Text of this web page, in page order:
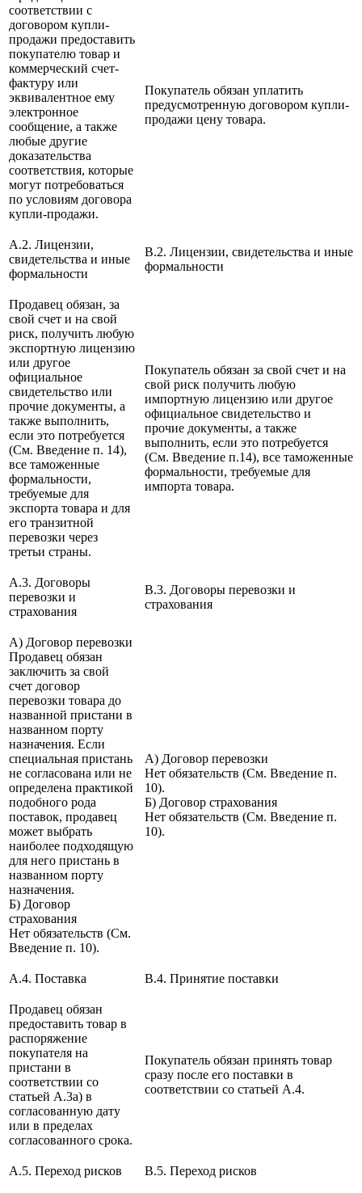
соответствии с
договором купли-
продажи предоставить
покупателю товар и
коммерческий счет-
фактуру или
эквивалентное ему
электронное
сообщение, а также
любые другие
доказательства
соответствия, которые
могут потребоваться
по условиям договора
купли-продажи.
Покупатель обязан уплатить
предусмотренную договором купли-
продажи цену товара.
A.2. Лицензии,
свидетельства и иные
формальности
B.2. Лицензии, свидетельства и иные
формальности
Продавец обязан, за
свой счет и на свой
риск, получить любую
экспортную лицензию
или другое
официальное
свидетельство или
прочие документы, а
также выполнить,
если это потребуется
(См. Введение п. 14),
все таможенные
формальности,
требуемые для
экспорта товара и для
его транзитной
перевозки через
третьи страны.
Покупатель обязан за свой счет и на
свой риск получить любую
импортную лицензию или другое
официальное свидетельство и
прочие документы, а также
выполнить, если это потребуется
(См. Введение п.14), все таможенные
формальности, требуемые для
импорта товара.
A.3. Договоры
перевозки и
страхования
B.3. Договоры перевозки и
страхования
А) Договор перевозки
Продавец обязан
заключить за свой
счет договор
перевозки товара до
названной пристани в
названном порту
назначения. Если
специальная пристань
не согласована или не
определена практикой
подобного рода
поставок, продавец
может выбрать
наиболее подходящую
для него пристань в
названном порту
назначения.
Б) Договор
страхования
Нет обязательств (См.
Введение п. 10).
А) Договор перевозки
Нет обязательств (См. Введение п.
10).
Б) Договор страхования
Нет обязательств (См. Введение п.
10).
A.4. Поставка B.4. Принятие поставки
Продавец обязан
предоставить товар в
распоряжение
покупателя на
пристани в
соответствии со
статьей А.3а) в
согласованную дату
или в пределах
согласованного срока.
Покупатель обязан принять товар
сразу после его поставки в
соответствии со статьей А.4.
A.5. Переход рисков B.5. Переход рисков